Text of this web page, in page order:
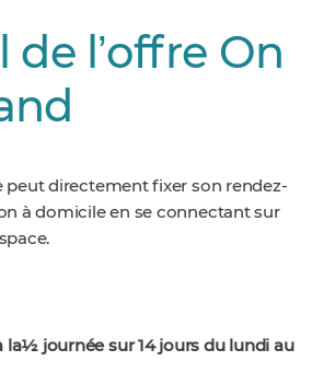
de lʼoffre On
peut directement fixer son rendez-
à domicile en se connectant sur
la½ journée sur 14 jours du lundi au